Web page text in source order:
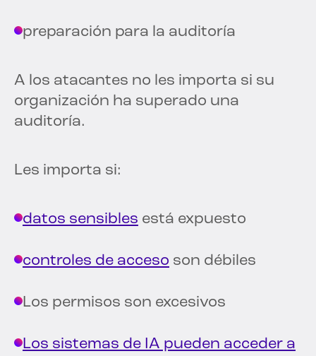
preparación para la auditoría
A los atacantes no les importa si su
organización ha superado una
auditoría.
Les importa si:
datos sensibles está expuesto
controles de acceso son débiles
Los permisos son excesivos
Los sistemas de IA pueden acceder a